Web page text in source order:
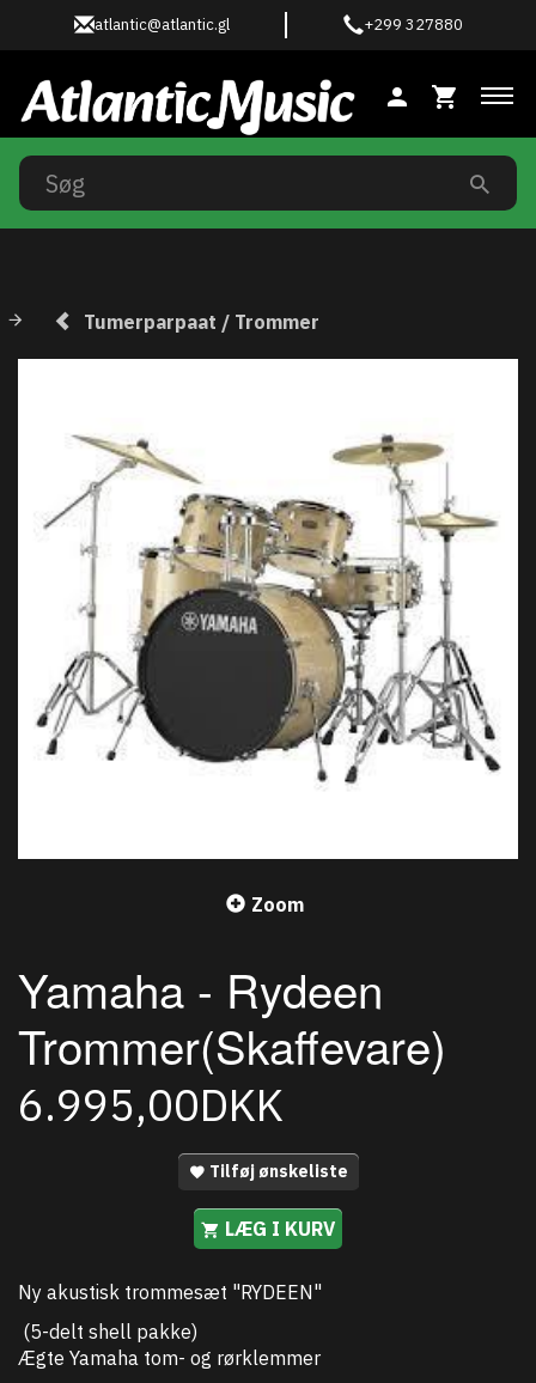
atlantic@atlantic.gl +299 327880
Tumerparpaat / Trommer
Zoom
Yamaha - Rydeen
Trommer(Skaffevare)
6.995,00DKK
Tilføj ønskeliste
LÆG I KURV
Ny akustisk trommesæt "RYDEEN"
(5-delt shell pakke)
Ægte Yamaha tom- og rørklemmer